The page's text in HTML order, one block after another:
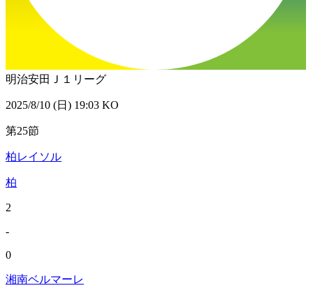
明治安田Ｊ１リーグ
2025/8/10 (日) 19:03 KO
第25節
柏レイソル
柏
2
-
0
湘南ベルマーレ